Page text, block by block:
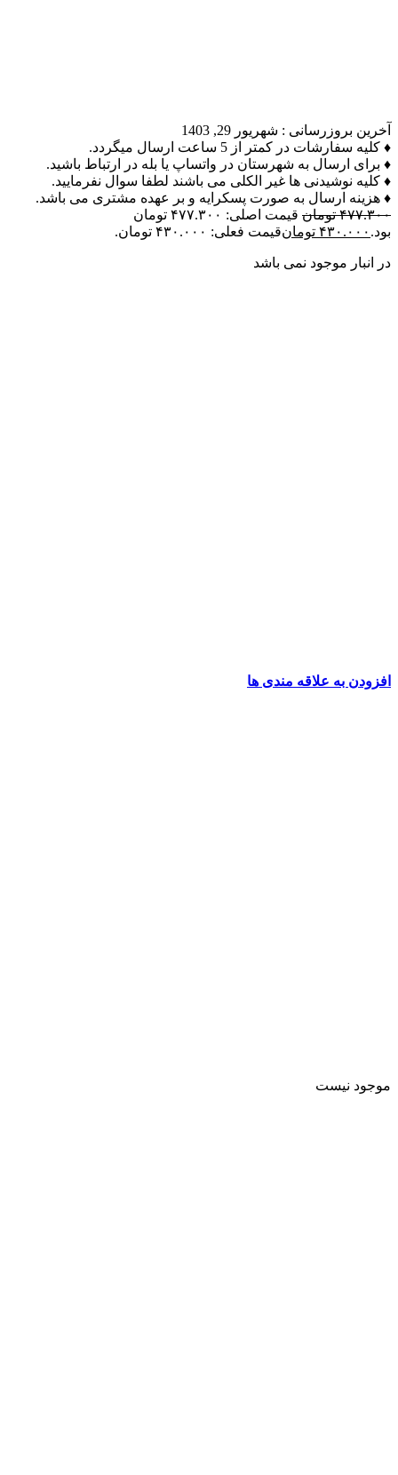
آخرین بروزرسانی : شهریور 29, 1403
♦ کلیه سفارشات در کمتر از 5 ساعت ارسال میگردد.
♦ برای ارسال به شهرستان در واتساپ یا بله در ارتباط باشید.
♦ کلیه نوشیدنی ها غیر الکلی می باشند لطفا سوال نفرمایید.
♦ هزینه ارسال به صورت پسکرایه و بر عهده مشتری می باشد.
۴۷۷.۳۰۰ تومان
قیمت اصلی: ۴۷۷.۳۰۰ تومان
بود. ۴۳۰.۰۰۰ تومانقیمت فعلی: ۴۳۰.۰۰۰ تومان.
در انبار موجود نمی باشد
افزودن به علاقه مندی ها
موجود نیست